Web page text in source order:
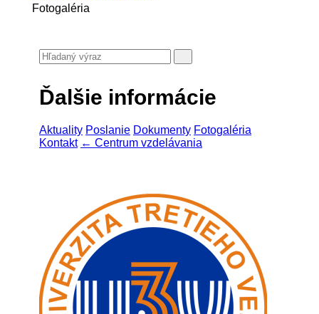
Fotogaléria
Ďalšie informácie
Aktuality Poslanie Dokumenty Fotogaléria
Kontakt ← Centrum vzdelávania